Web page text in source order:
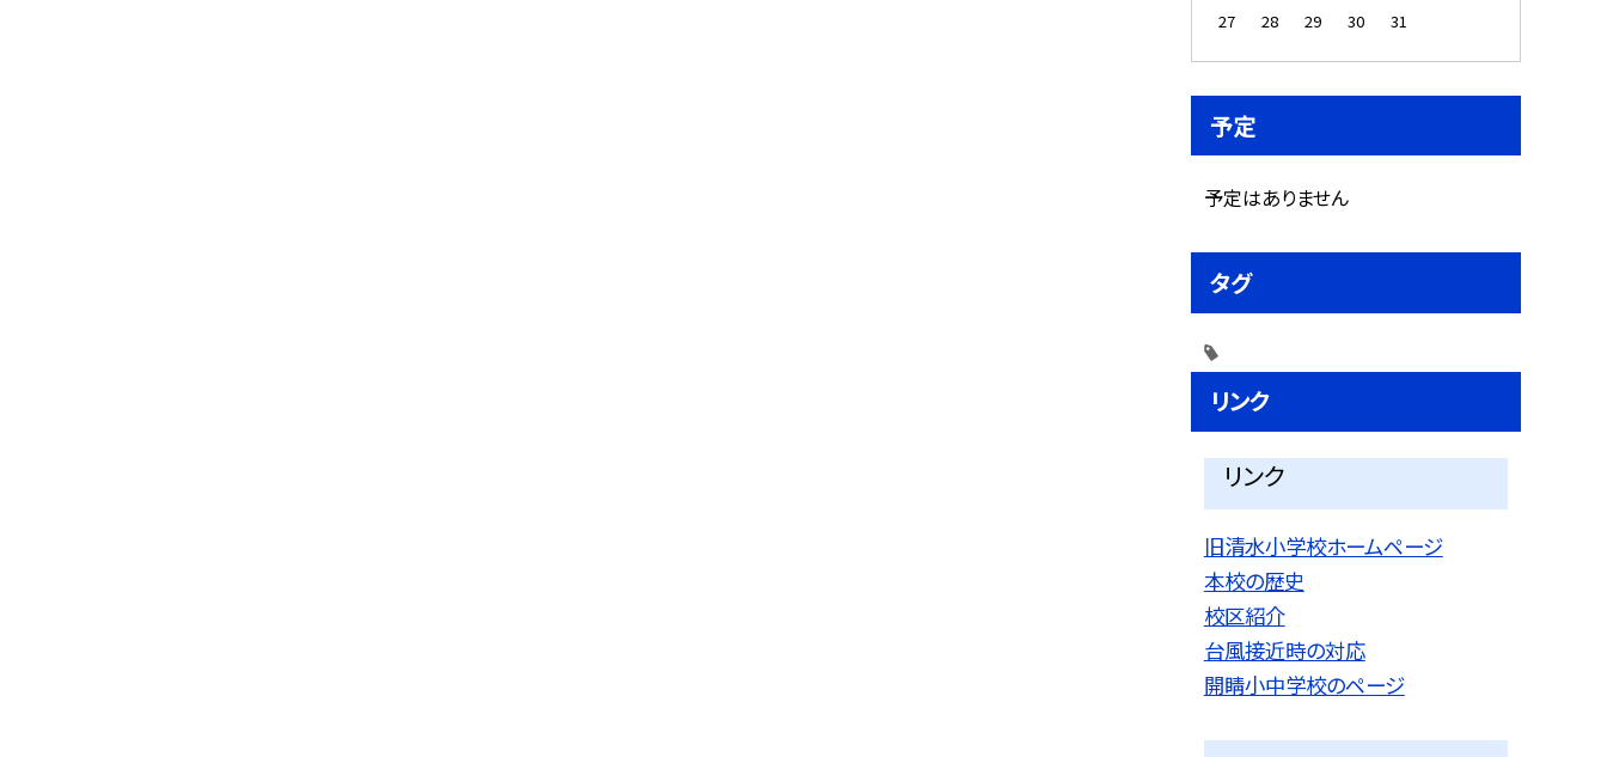
27
28 29 30 31
予定
予定はありません
タグ
リンク
リンク
旧清水小学校ホームページ
本校の歴史
校区紹介
台風接近時の対応
開睛小中学校のページ